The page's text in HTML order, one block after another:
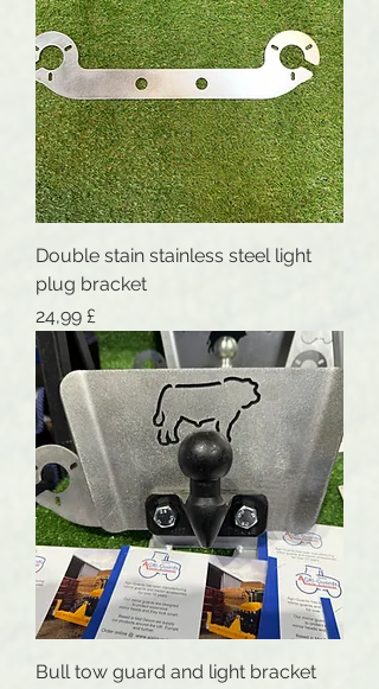
Double stain stainless steel light
plug bracket
Preis
24,99 £
Bull tow guard and light bracket